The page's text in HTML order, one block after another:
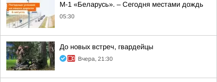
М-1 «Беларусь». – Сегодня местами дождь
05:30
До новых встреч, гвардейцы
Вчера, 21:30